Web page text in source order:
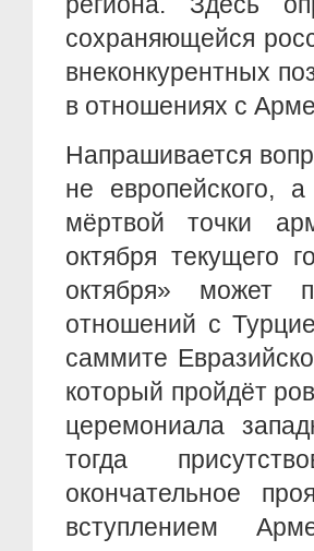
сохраняющейся
внеконкурентных
в отношениях с
Напрашивается
не европейского,
мёртвой точки
октября текущего
октября» может
отношений с
саммите
который пройдёт
церемониала
тогда
окончательное
вступлением